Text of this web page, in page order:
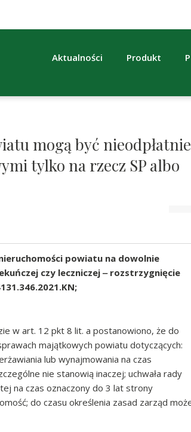
Aktualności Produkt
mogą być nieodpłatnie
tylko na rzecz SP albo
powiatu na dowolnie
czy leczniczej ‒ rozstrzygnięcie
w art. 12 pkt 8 lit. a postanowiono, że do
majątkowych powiatu dotyczących:
lub wynajmowania na czas
nie stanowią inaczej; uchwała rady
na czas oznaczony do 3 lat strony
do czasu określenia zasad zarząd